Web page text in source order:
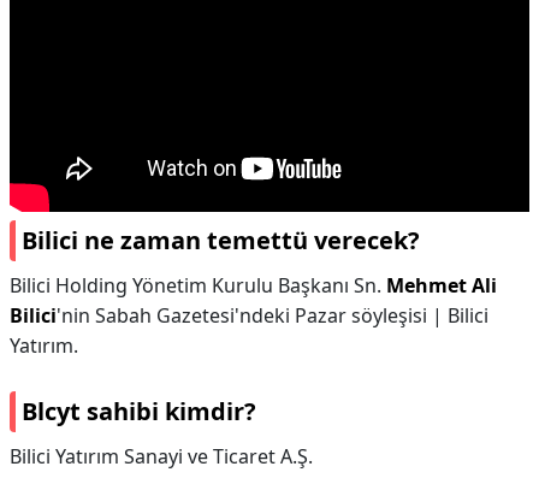
Bilici ne zaman temettü verecek?
Bilici Holding Yönetim Kurulu Başkanı Sn. Mehmet Ali
Bilici'nin Sabah Gazetesi'ndeki Pazar söyleşisi | Bilici
Yatırım.
Blcyt sahibi kimdir?
Bilici Yatırım Sanayi ve Ticaret A.Ş.